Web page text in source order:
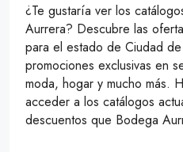
¿Te gustaría ver los
Aurrera? Descubre las
para el estado de Ciudad
promociones exclusivas en
moda, hogar y mucho más.
acceder a los catálogos
descuentos que Bodega